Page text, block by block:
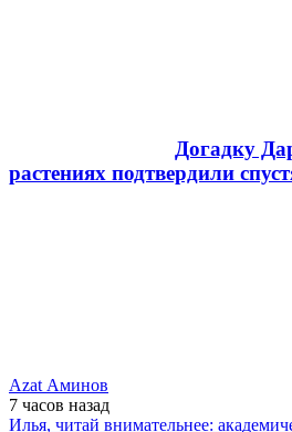
Догадку
растениях подтвердили
Azat Аминов
7 часов назад
Илья, читай внимательнее: